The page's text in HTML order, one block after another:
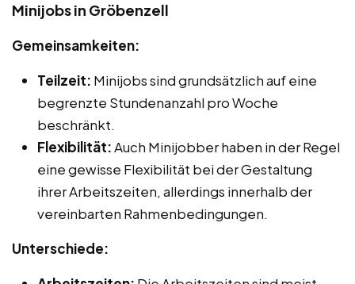
Minijobs in Gröbenzell
Gemeinsamkeiten:
Teilzeit: Minijobs sind grundsätzlich auf eine
begrenzte Stundenanzahl pro Woche
beschränkt.
Flexibilität:Auch Minijobber haben in der Regel
eine gewisse Flexibilität bei der Gestaltung
ihrer Arbeitszeiten, allerdings innerhalb der
vereinbarten Rahmenbedingungen.
Unterschiede: